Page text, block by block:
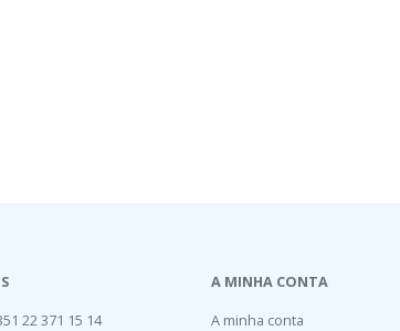
22 371 15 14
A MINHA CONTA
A minha conta